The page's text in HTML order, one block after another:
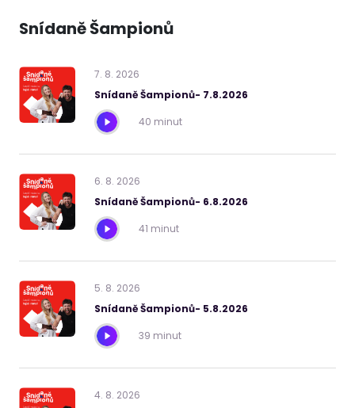
Snídaně Šampionů
7. 8. 2026
Snídaně Šampionů- 7.8.2026
40 minut
6. 8. 2026
Snídaně Šampionů- 6.8.2026
41 minut
5. 8. 2026
Snídaně Šampionů- 5.8.2026
39 minut
4. 8. 2026